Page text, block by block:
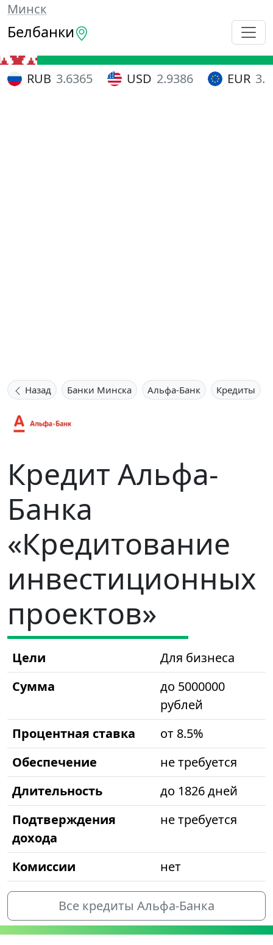
Минск
Белбанки
RUB 3.6365 USD 2.9386 EUR
Назад Банки Минска Альфа-Банк Кредиты
Кредит Альфа-
Банка
«Кредитование
инвестиционных
проектов»
Цели
Для бизнеса
Сумма
до 5000000
рублей
Процентная ставка
от 8.5%
Обеспечение
не требуется
Длительность
до 1826 дней
Подтверждения
дохода
не требуется
Комиссии нет
Все кредиты Альфа-Банка